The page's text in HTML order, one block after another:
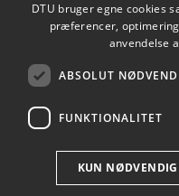
DTU bruger egne cookies
præferencer,
anvendelse
ABSOLUT
FUNKTIONALITET
KUN